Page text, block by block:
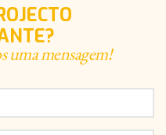
uma mensagem!